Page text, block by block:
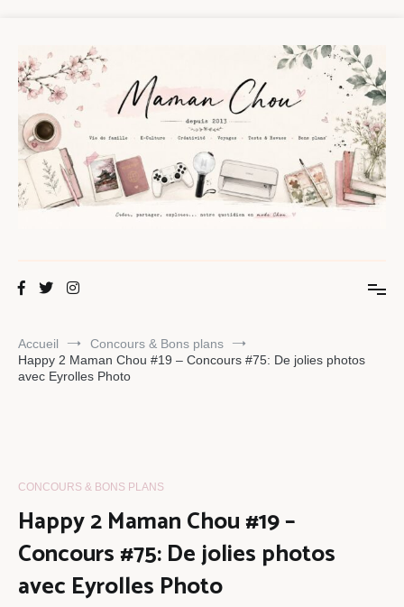
contenu
Maman Chou
Accueil
Concours & Bons plans
Happy 2 Maman Chou #19 – Concours #75: De jolies photos
avec Eyrolles Photo
CONCOURS & BONS PLANS
Happy 2 Maman Chou #19 –
Concours #75: De jolies photos
avec Eyrolles Photo